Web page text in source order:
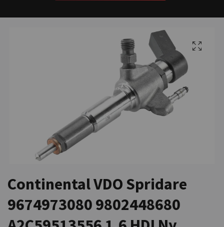
Continental VDO Spridare
9674973080 9802448680